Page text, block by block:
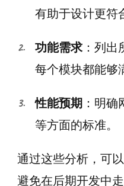
有助于设计更符
功能需求：列出
每个模块都能够
性能预期 ：明
等方面的标准。
通过这些分析，可
避免在后期开发中走